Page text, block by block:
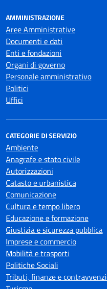
AMMINISTRAZIONE
Aree Amministrative
Documenti e dati
Enti e fondazioni
Organi di governo
Personale amministrativo
Politici
Uffici
CATEGORIE DI SERVIZIO
Ambiente
Anagrafe e stato civile
Autorizzazioni
Catasto e urbanistica
Comunicazione
Cultura e tempo libero
Educazione e formazione
Giustizia e sicurezza pubblica
Imprese e commercio
Mobilità e trasporti
Politiche Sociali
Tributi, finanze e